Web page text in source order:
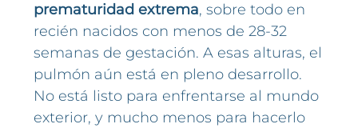
prematuridad extrema, sobre todo en
recién nacidos con menos de 28-32
semanas de gestación. A esas alturas, el
pulmón aún está en pleno desarrollo.
No está listo para enfrentarse al mundo
exterior, y mucho menos para hacerlo